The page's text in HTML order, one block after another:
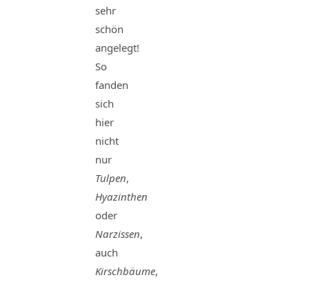
sehr
schön
angelegt!
So
fanden
sich
hier
nicht
nur
Tulpen,
Hyazinthen
oder
Narzissen,
auch
Kirschbäume,